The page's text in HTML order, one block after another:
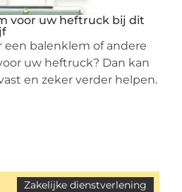
voor uw heftruck bij dit
een balenklem of andere
uw heftruck? Dan kan
en zeker verder helpen.
Zakelijke dienstverlening